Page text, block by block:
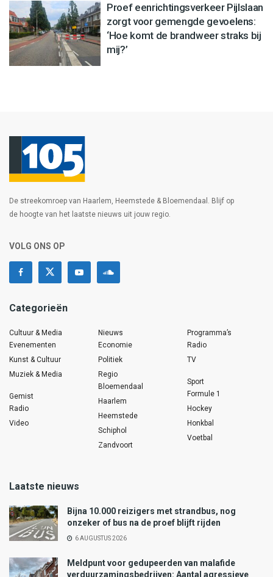
Proef eenrichtingsverkeer Pijlslaan
zorgt voor gemengde gevoelens:
‘Hoe komt de brandweer straks bij
mij?’
De streekomroep van Haarlem, Heemstede & Bloemendaal. Blijf op
de hoogte van het laatste nieuws uit jouw regio.
VOLG ONS OP
Categorieën
Cultuur & Media
Evenementen
Kunst & Cultuur
Muziek & Media
Gemist
Radio
Video
Nieuws
Economie
Politiek
Regio
Bloemendaal
Haarlem
Heemstede
Schiphol
Zandvoort
Programma’s
Radio
TV
Sport
Formule 1
Hockey
Honkbal
Voetbal
Laatste nieuws
Bijna 10.000 reizigers met strandbus, nog
onzeker of bus na de proef blijft rijden
6 AUGUSTUS 2026
Meldpunt voor gedupeerden van malafide
verduurzamingsbedrijven: Aantal agressieve